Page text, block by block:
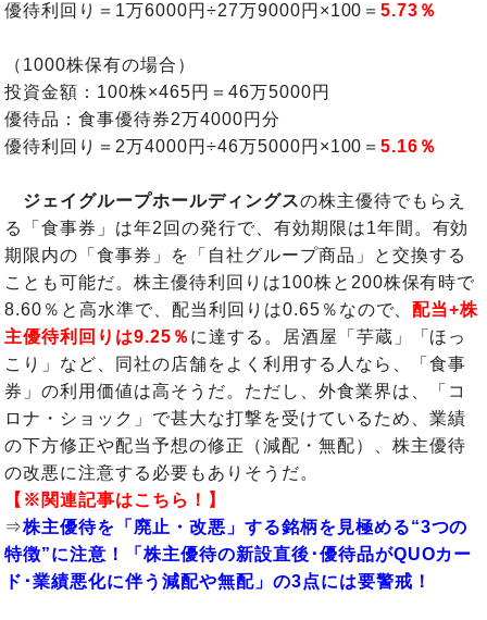
優待利回り＝1万6000円÷27万9000円×100＝5.73％
（1000株保有の場合）
投資金額：100株×465円＝46万5000円
優待品：食事優待券2万4000円分
優待利回り＝2万4000円÷46万5000円×100＝5.16％
ジェイグループホールディングスの株主優待でもらえ
る「食事券」は年2回の発行で、有効期限は1年間。有効
期限内の「食事券」を「自社グループ商品」と交換する
ことも可能だ。株主優待利回りは100株と200株保有時で
8.60％と高水準で、配当利回りは0.65％なので、配当+株
主優待利回りは9.25％ に達する。居酒屋「芋蔵」「ほっ
こり」など、同社の店舗をよく利用する人なら、「食事
券」の利用価値は高そうだ。ただし、外食業界は、「コ
ロナ・ショック」で甚大な打撃を受けているため、業績
の下方修正や配当予想の修正（減配・無配）、株主優待
の改悪に注意する必要もありそうだ。
【※関連記事はこちら！】
⇒株主優待を「廃止・改悪」する銘柄を見極める“3つの
特徴”に注意！「株主優待の新設直後･優待品がQUOカー
ド･業績悪化に伴う減配や無配」の3点には要警戒！